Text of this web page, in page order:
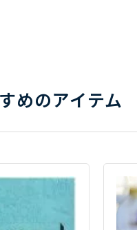
めのアイテム